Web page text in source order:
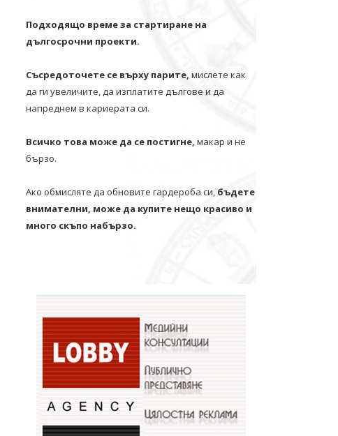
Подходящо време за стартиране на
дългосрочни проекти.
Съсредоточете се върху парите, мислете как
да ги увеличите, да изплатите дългове и да
напреднем в кариерата си.
Всичко това може да се постигне, макар и не
бързо.
Ако обмисляте да обновите гардероба си, бъдете
внимателни, може да купите нещо красиво и
много скъпо набързо.